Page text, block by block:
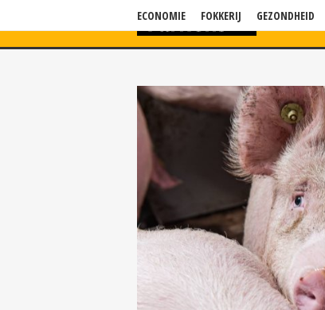
ECONOMIE FOKKERIJ GEZONDHEID
HOME